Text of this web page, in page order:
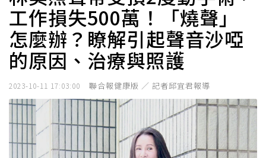
工作損失500萬！「燒聲」
怎麼辦？瞭解引起聲音沙啞
的原因、治療與照護
2023-10-11 17:03:00 聯合報健康版 ／ 記者邱宜君報導